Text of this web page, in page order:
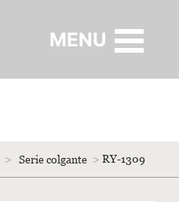
MENU
Serie colgante RY-1309